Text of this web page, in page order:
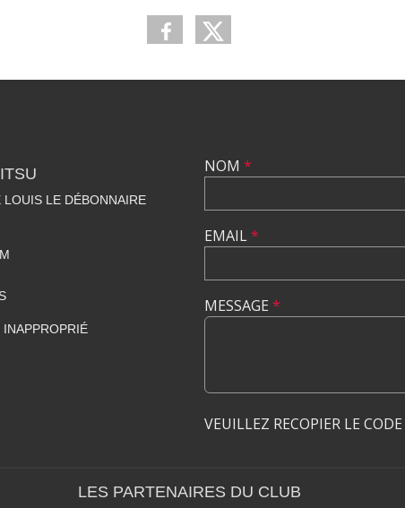
LOUIS LE DÉBONNAIRE
NOM *
EMAIL*
MESSAGE *
VEUILLEZ RECOPIER LE CODE
LES PARTENAIRES DU CLUB